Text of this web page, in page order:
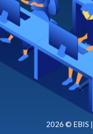
2026 © EBIS |